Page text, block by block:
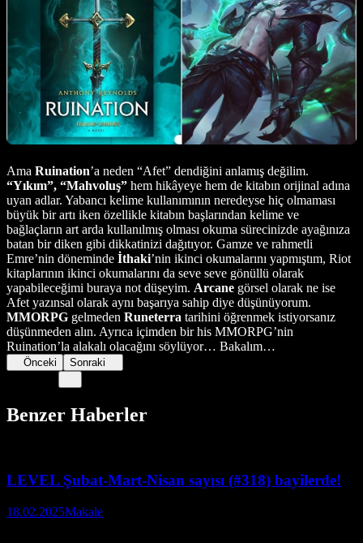
Ama Ruination’a neden “Afet” dendiğini anlamış değilim.
“Yıkım”, “Mahvoluş” hem hikâyeye hem de kitabın orijinal adına
uyan adlar. Yabancı kelime kullanımının neredeyse hiç olmaması
büyük bir artı iken özellikle kitabın başlarından kelime ve
bağlaçların art arda kullanılmış olması okuma sürecinizde ayağınıza
batan bir diken gibi dikkatinizi dağıtıyor. Gamze ve rahmetli
Emre’nin döneminde İthaki’nin ikinci okumalarını yapmıştım, Riot
kitaplarının ikinci okumalarını da seve seve gönüllü olarak
yapabileceğimi buraya not düşeyim. Arcane görsel olarak ne ise
Afet yazınsal olarak aynı başarıya sahip diye düşünüyorum.
MMORPG gelmeden Runeterra tarihini öğrenmek istiyorsanız
düşünmeden alın. Ayrıca içimden bir his MMORPG’nin
Ruination’la alakalı olacağını söylüyor… Bakalım…
Önceki Sonraki
Benzer Haberler
LEVEL Şubat-Mart-Nisan sayısı (#318) bayilerde!
18.02.2025Makale